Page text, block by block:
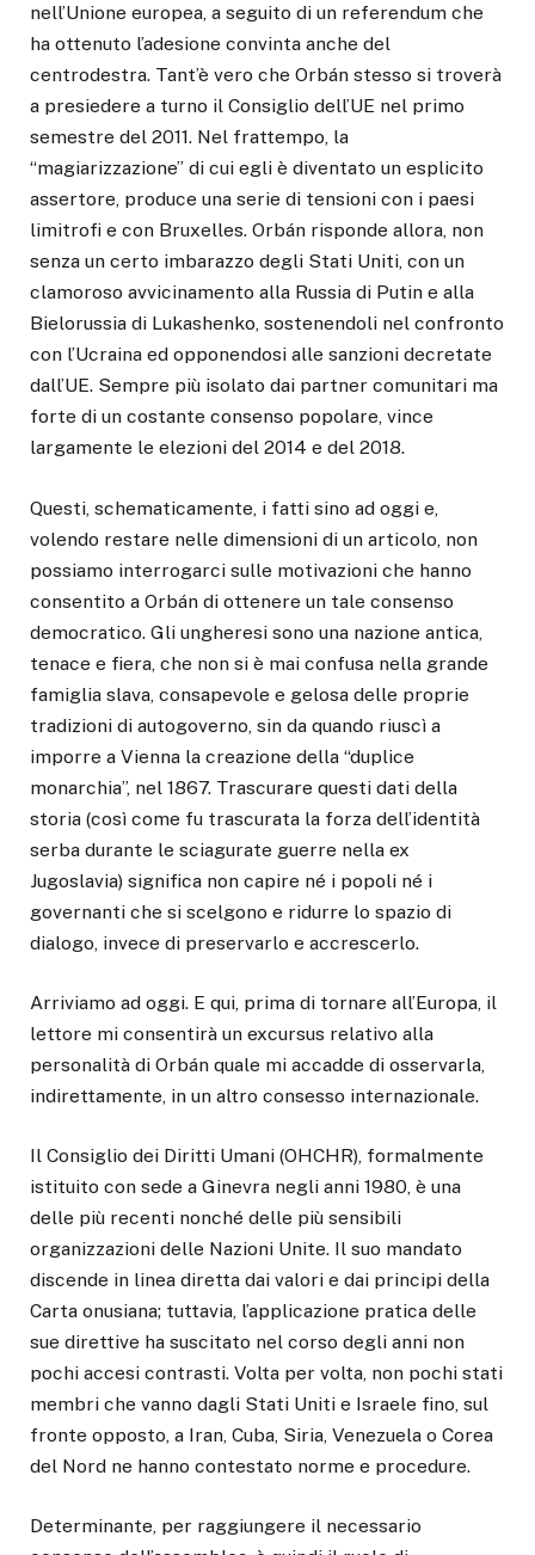
nell’Unione europea, a seguito di un referendum che
ha ottenuto l’adesione convinta anche del
centrodestra. Tant’è vero che Orbán stesso si troverà
a presiedere a turno il Consiglio dell’UE nel primo
semestre del 2011. Nel frattempo, la
“magiarizzazione” di cui egli è diventato un esplicito
assertore, produce una serie di tensioni con i paesi
limitrofi e con Bruxelles. Orbán risponde allora, non
senza un certo imbarazzo degli Stati Uniti, con un
clamoroso avvicinamento alla Russia di Putin e alla
Bielorussia di Lukashenko, sostenendoli nel confronto
con l’Ucraina ed opponendosi alle sanzioni decretate
dall’UE. Sempre più isolato dai partner comunitari ma
forte di un costante consenso popolare, vince
largamente le elezioni del 2014 e del 2018.
Questi, schematicamente, i fatti sino ad oggi e,
volendo restare nelle dimensioni di un articolo, non
possiamo interrogarci sulle motivazioni che hanno
consentito a Orbán di ottenere un tale consenso
democratico. Gli ungheresi sono una nazione antica,
tenace e fiera, che non si è mai confusa nella grande
famiglia slava, consapevole e gelosa delle proprie
tradizioni di autogoverno, sin da quando riuscì a
imporre a Vienna la creazione della “duplice
monarchia”, nel 1867. Trascurare questi dati della
storia (così come fu trascurata la forza dell’identità
serba durante le sciagurate guerre nella ex
Jugoslavia) significa non capire né i popoli né i
governanti che si scelgono e ridurre lo spazio di
dialogo, invece di preservarlo e accrescerlo.
Arriviamo ad oggi. E qui, prima di tornare all’Europa, il
lettore mi consentirà un excursus relativo alla
personalità di Orbán quale mi accadde di osservarla,
indirettamente, in un altro consesso internazionale.
Il Consiglio dei Diritti Umani (OHCHR), formalmente
istituito con sede a Ginevra negli anni 1980, è una
delle più recenti nonché delle più sensibili
organizzazioni delle Nazioni Unite. Il suo mandato
discende in linea diretta dai valori e dai principi della
Carta onusiana; tuttavia, l’applicazione pratica delle
sue direttive ha suscitato nel corso degli anni non
pochi accesi contrasti. Volta per volta, non pochi stati
membri che vanno dagli Stati Uniti e Israele fino, sul
fronte opposto, a Iran, Cuba, Siria, Venezuela o Corea
del Nord ne hanno contestato norme e procedure.
Determinante, per raggiungere il necessario